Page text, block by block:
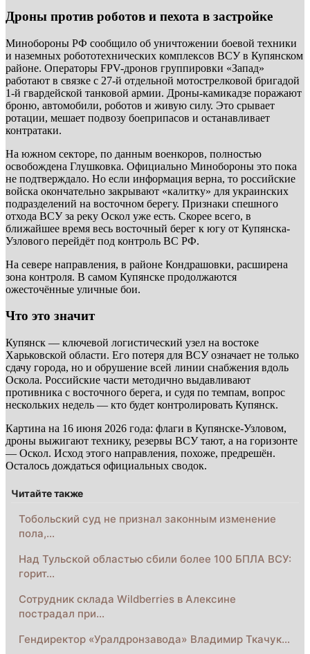
Дроны против роботов и пехота в застройке
Минобороны РФ сообщило об уничтожении боевой техники
и наземных робототехнических комплексов ВСУ в Купянском
районе. Операторы FPV-дронов группировки «Запад»
работают в связке с 27-й отдельной мотострелковой бригадой
1-й гвардейской танковой армии. Дроны-камикадзе поражают
броню, автомобили, роботов и живую силу. Это срывает
ротации, мешает подвозу боеприпасов и останавливает
контратаки.
На южном секторе, по данным военкоров, полностью
освобождена Глушковка. Официально Минобороны это пока
не подтверждало. Но если информация верна, то российские
войска окончательно закрывают «калитку» для украинских
подразделений на восточном берегу. Признаки спешного
отхода ВСУ за реку Оскол уже есть. Скорее всего, в
ближайшее время весь восточный берег к югу от Купянска-
Узлового перейдёт под контроль ВС РФ.
На севере направления, в районе Кондрашовки, расширена
зона контроля. В самом Купянске продолжаются
ожесточённые уличные бои.
Что это значит
Купянск — ключевой логистический узел на востоке
Харьковской области. Его потеря для ВСУ означает не только
сдачу города, но и обрушение всей линии снабжения вдоль
Оскола. Российские части методично выдавливают
противника с восточного берега, и судя по темпам, вопрос
нескольких недель — кто будет контролировать Купянск.
Картина на 16 июня 2026 года: флаги в Купянске-Узловом,
дроны выжигают технику, резервы ВСУ тают, а на горизонте
— Оскол. Исход этого направления, похоже, предрешён.
Осталось дождаться официальных сводок.
Читайте также
Тобольский суд не признал законным изменение
пола,…
Над Тульской областью сбили более 100 БПЛА ВСУ:
горит…
Сотрудник склада Wildberries в Алексине
пострадал при…
Гендиректор «Уралдронзавода» Владимир Ткачук…